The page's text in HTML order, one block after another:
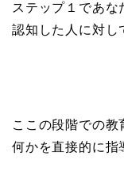
ステップ１であな
認知した人に対し
ここの段階での教
何かを直接的に指